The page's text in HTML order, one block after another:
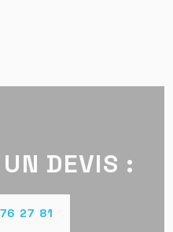
DEVIS :
27 81